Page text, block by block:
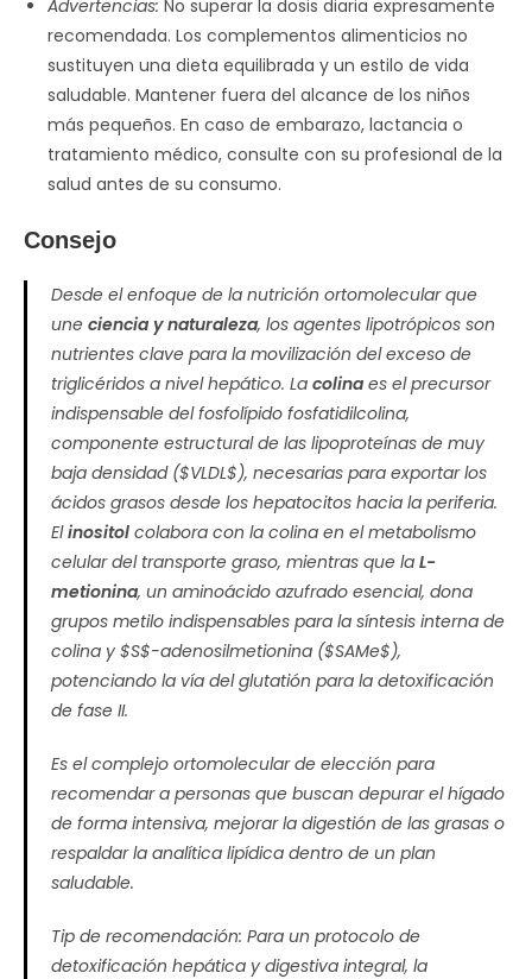
Advertencias: No superar la dosis diaria expresamente
recomendada. Los complementos alimenticios no
sustituyen una dieta equilibrada y un estilo de vida
saludable. Mantener fuera del alcance de los niños
más pequeños. En caso de embarazo, lactancia o
tratamiento médico, consulte con su profesional de la
salud antes de su consumo.
Consejo
Desde el enfoque de la nutrición ortomolecular que
une ciencia y naturaleza, los agentes lipotrópicos son
nutrientes clave para la movilización del exceso de
triglicéridos a nivel hepático. La colina es el precursor
indispensable del fosfolípido fosfatidilcolina,
componente estructural de las lipoproteínas de muy
baja densidad ($VLDL$), necesarias para exportar los
ácidos grasos desde los hepatocitos hacia la periferia.
Elinositol colabora con la colina en el metabolismo
celular del transporte graso, mientras que la L-
metionina, un aminoácido azufrado esencial, dona
grupos metilo indispensables para la síntesis interna de
colina y $S$-adenosilmetionina ($SAMe$),
potenciando la vía del glutatión para la detoxificación
de fase II.
Es el complejo ortomolecular de elección para
recomendar a personas que buscan depurar el hígado
de forma intensiva, mejorar la digestión de las grasas o
respaldar la analítica lipídica dentro de un plan
saludable.
Tip de recomendación: Para un protocolo de
detoxificación hepática y digestiva integral, la